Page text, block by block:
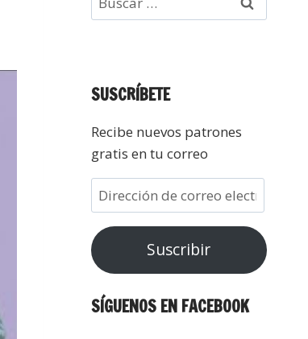
SUSCRÍBETE
Recibe nuevos patrones
gratis en tu correo
Suscribir
SÍGUENOS EN FACEBOOK